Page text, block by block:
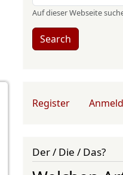
Auf dieser Webseite
Search
User account menu
Register
Der / Die / Das?